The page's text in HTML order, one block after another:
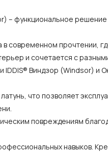
– функциональное
современном прочтении,
и сочетается с
Виндзор (Windsor) и
что позволяет
повреждениям
навыков.